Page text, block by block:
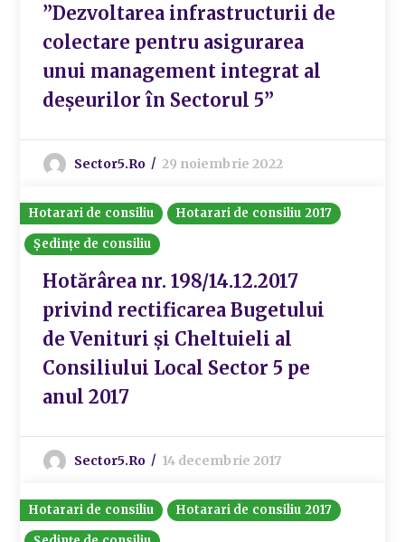
”Dezvoltarea infrastructurii de
colectare pentru asigurarea
unui management integrat al
deșeurilor în Sectorul 5”
Sector5.ro 29 noiembrie 2022
Hotarari de consiliu
Hotarari de consiliu 2017
Ședințe de consiliu
Hotărârea nr. 198/14.12.2017
privind rectificarea Bugetului
de Venituri și Cheltuieli al
Consiliului Local Sector 5 pe
anul 2017
Sector5.ro 14 decembrie 2017
Hotarari de consiliu
Hotarari de consiliu 2017